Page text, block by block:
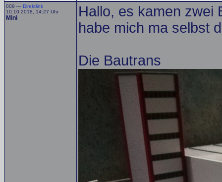
009 — Direktlink
10.10.2018, 14:27 Uhr
Mini
Hallo, es kamen zwei
habe mich ma selbst
Die Bautrans